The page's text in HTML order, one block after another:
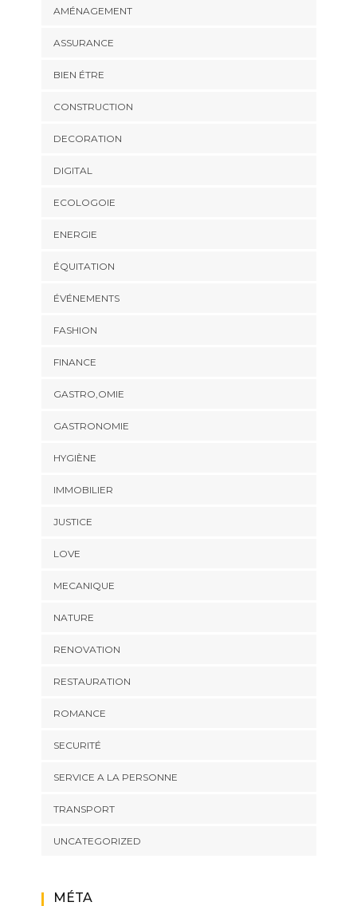
AMÉNAGEMENT
ASSURANCE
BIEN ÉTRE
CONSTRUCTION
DECORATION
DIGITAL
ECOLOGOIE
ENERGIE
ÉQUITATION
ÉVÉNEMENTS
FASHION
FINANCE
GASTRO,OMIE
GASTRONOMIE
HYGIÈNE
IMMOBILIER
JUSTICE
LOVE
MECANIQUE
NATURE
RENOVATION
RESTAURATION
ROMANCE
SECURITÉ
SERVICE A LA PERSONNE
TRANSPORT
UNCATEGORIZED
MÉTA